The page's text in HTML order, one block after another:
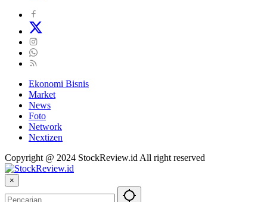
Ekonomi Bisnis
Market
News
Foto
Network
Nextizen
Copyright @ 2024 StockReview.id All right reserved
×